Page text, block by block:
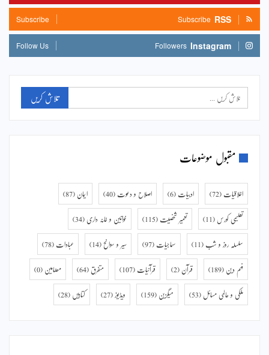
RSS
Subscribe
Subscribe
Instagram
Followers
Follow Us
مقبول موضوعات
اخلاقیات (72) ادبیات (6) اصلاح و دعوت (40) ایمان (87)
تعلیمی کورس (11) تعمیر شخصیت (115) خواتین و خانہ داری (34)
سلسلہ روز و شب (11) سماجیات (97) سیر و سوانح (14) عبادات (78)
فہم دین (189) قرآن (2) قرآنیات (107) متفرق (64) مضامین (0)
ملکی و عالمی مسائل (53) میگزین (159) ویڈیوز (27) کتابیں (28)